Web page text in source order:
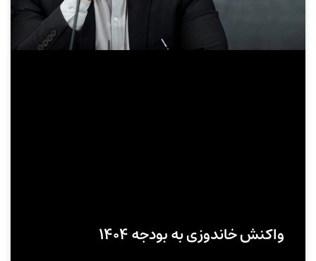
واکنش خاندوزی به بودجه ۱۴۰۴